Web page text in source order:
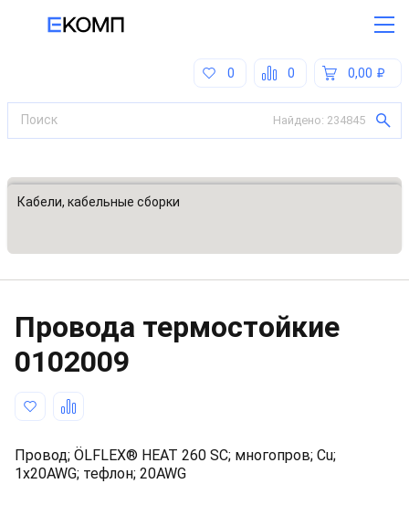
0,00
0
0
Найдено: 234845
Все категории
Кабели, кабельные сборки
Провода термостойкие
0102009
Провод; ÖLFLEX® HEAT 260 SC; многопров; Cu;
1x20AWG; тефлон; 20AWG